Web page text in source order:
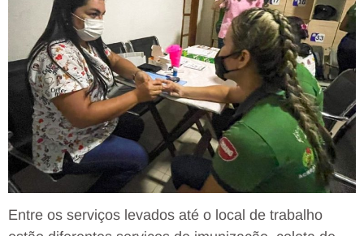
Entre os serviços levados até o local de trabalho